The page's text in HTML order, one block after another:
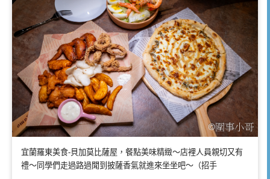
宜蘭羅東美食-貝加莫比薩屋，餐點美味精緻～店裡人員親切又有
禮～同學們走過路過聞到披薩香氣就進來坐坐吧～（招手